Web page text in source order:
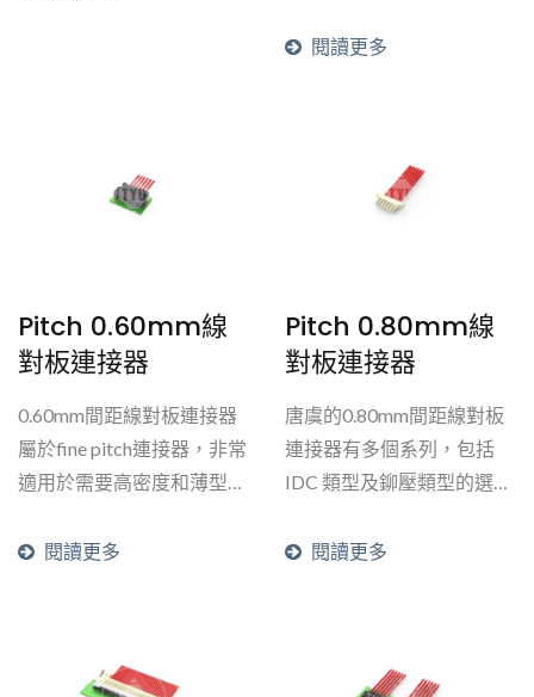
度設計不斷增長的需求，我
閱讀更多
Pitch 0.60mm線
對板連接器
0.60mm間距線對板連接器
屬於fine pitch連接器，非常
適用於需要高密度和薄型設
閱讀更多
Pitch 0.80mm線
對板連接器
唐虞的0.80mm間距線對板
連接器有多個系列，包括
IDC 類型及鉚壓類型的選
成線提供。
閱讀更多